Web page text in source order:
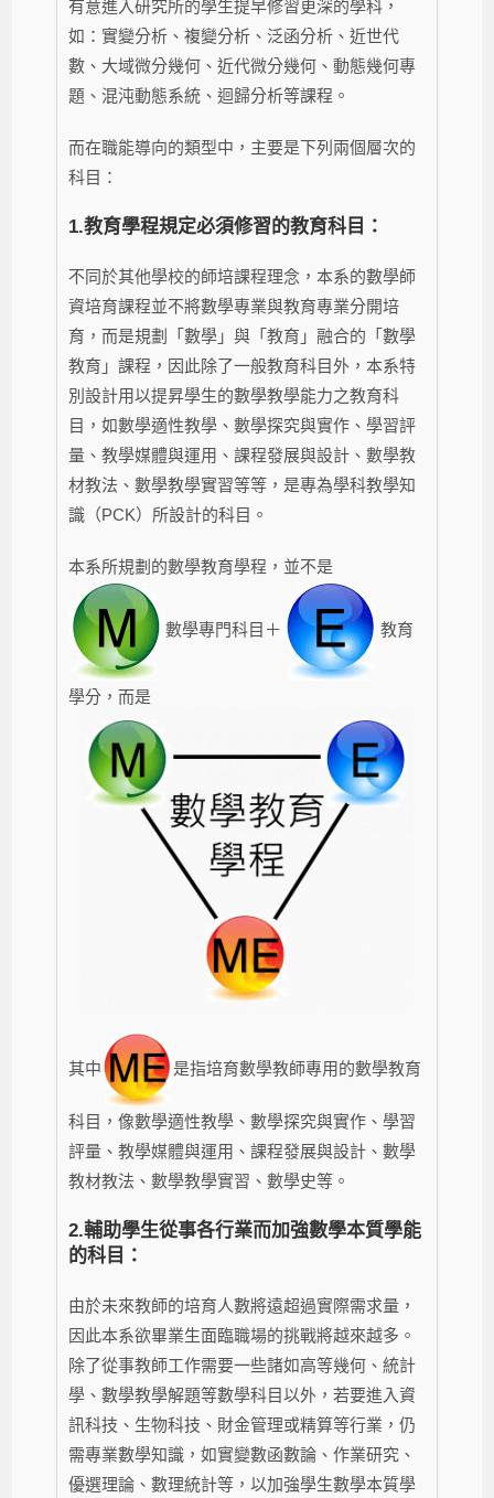
有意進入研究所的學生提早修習更深的學科，
如：實變分析、複變分析、泛函分析、近世代
數、大域微分幾何、近代微分幾何、動態幾何專
題、混沌動態系統、迴歸分析等課程。
而在職能導向的類型中，主要是下列兩個層次的
科目：
1.教育學程規定必須修習的教育科目：
不同於其他學校的師培課程理念，本系的數學師
資培育課程並不將數學專業與教育專業分開培
育，而是規劃「數學」與「教育」融合的「數學
教育」課程，因此除了一般教育科目外，本系特
別設計用以提昇學生的數學教學能力之教育科
目，如數學適性教學、數學探究與實作、學習評
量、教學媒體與運用、課程發展與設計、數學教
材教法、數學教學實習等等，是專為學科教學知
識（PCK）所設計的科目。
本系所規劃的數學教育學程，並不是
數學專門科目＋ 教育
學分，而是
其中 是指培育數學教師專用的數學教育
科目，像數學適性教學、數學探究與實作、學習
評量、教學媒體與運用、課程發展與設計、數學
教材教法、數學教學實習、數學史等。
2.輔助學生從事各行業而加強數學本質學能
的科目：
由於未來教師的培育人數將遠超過實際需求量，
因此本系欲畢業生面臨職場的挑戰將越來越多。
除了從事教師工作需要一些諸如高等幾何、統計
學、數學教學解題等數學科目以外，若要進入資
訊科技、生物科技、財金管理或精算等行業，仍
需專業數學知識，如實變數函數論、作業研究、
優選理論、數理統計等，以加強學生數學本質學